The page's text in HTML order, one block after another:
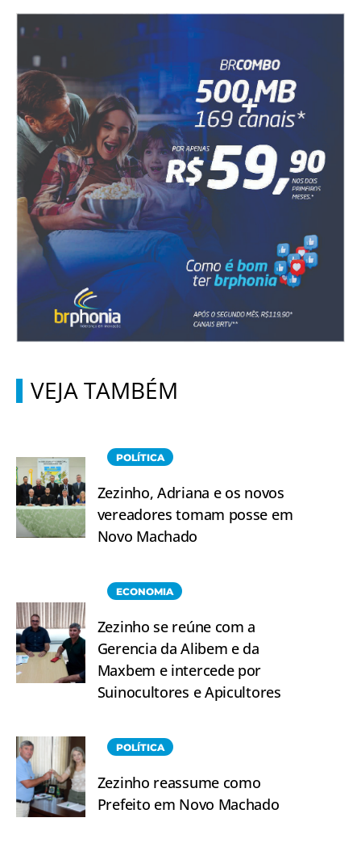
VEJA TAMBÉM
POLÍTICA
Zezinho, Adriana e os novos
vereadores tomam posse em
Novo Machado
ECONOMIA
Zezinho se reúne com a
Gerencia da Alibem e da
Maxbem e intercede por
Suinocultores e Apicultores
POLÍTICA
Zezinho reassume como
Prefeito em Novo Machado